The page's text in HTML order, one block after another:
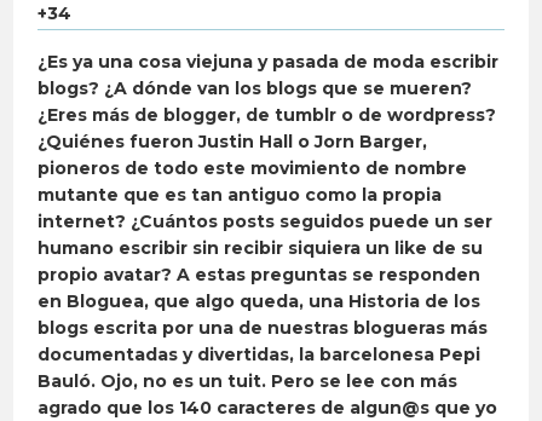
+34
¿Es ya una cosa viejuna y pasada de moda escribir
blogs? ¿A dónde van los blogs que se mueren?
¿Eres más de blogger, de tumblr o de wordpress?
¿Quiénes fueron Justin Hall o Jorn Barger,
pioneros de todo este movimiento de nombre
mutante que es tan antiguo como la propia
internet? ¿Cuántos posts seguidos puede un ser
humano escribir sin recibir siquiera un like de su
propio avatar? A estas preguntas se responden
en Bloguea, que algo queda, una Historia de los
blogs escrita por una de nuestras blogueras más
documentadas y divertidas, la barcelonesa Pepi
Bauló. Ojo, no es un tuit. Pero se lee con más
agrado que los 140 caracteres de algun@s que yo